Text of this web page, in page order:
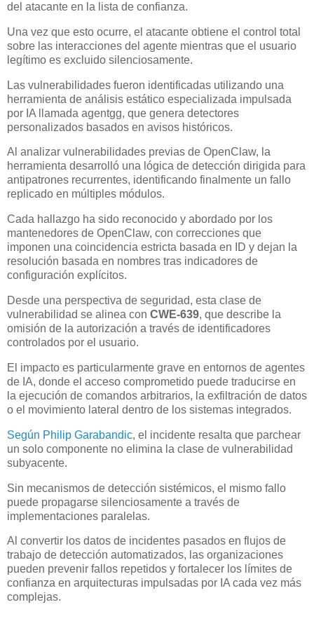
del atacante en la lista de confianza.
Una vez que esto ocurre, el atacante obtiene el control total
sobre las interacciones del agente mientras que el usuario
legítimo es excluido silenciosamente.
Las vulnerabilidades fueron identificadas utilizando una
herramienta de análisis estático especializada impulsada
por IA llamada agentgg, que genera detectores
personalizados basados en avisos históricos.
Al analizar vulnerabilidades previas de OpenClaw, la
herramienta desarrolló una lógica de detección dirigida para
antipatrones recurrentes, identificando finalmente un fallo
replicado en múltiples módulos.
Cada hallazgo ha sido reconocido y abordado por los
mantenedores de OpenClaw, con correcciones que
imponen una coincidencia estricta basada en ID y dejan la
resolución basada en nombres tras indicadores de
configuración explícitos.
Desde una perspectiva de seguridad, esta clase de
vulnerabilidad se alinea con CWE-639, que describe la
omisión de la autorización a través de identificadores
controlados por el usuario.
El impacto es particularmente grave en entornos de agentes
de IA, donde el acceso comprometido puede traducirse en
la ejecución de comandos arbitrarios, la exfiltración de datos
o el movimiento lateral dentro de los sistemas integrados.
Según Philip Garabandic, el incidente resalta que parchear
un solo componente no elimina la clase de vulnerabilidad
subyacente.
Sin mecanismos de detección sistémicos, el mismo fallo
puede propagarse silenciosamente a través de
implementaciones paralelas.
Al convertir los datos de incidentes pasados en flujos de
trabajo de detección automatizados, las organizaciones
pueden prevenir fallos repetidos y fortalecer los límites de
confianza en arquitecturas impulsadas por IA cada vez más
complejas.